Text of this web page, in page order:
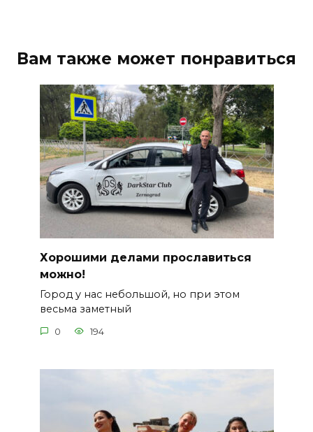
Вам также может понравиться
Хорошими делами прославиться
можно!
Город у нас небольшой, но при этом
весьма заметный
0 194